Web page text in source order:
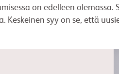
on edelleen
Keskeinen syy on se, että